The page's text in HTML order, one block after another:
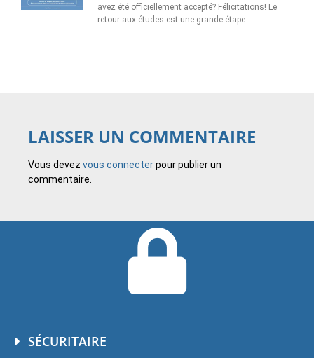
avez été officiellement accepté? Félicitations! Le
retour aux études est une grande étape…
LAISSER UN COMMENTAIRE
Vous devez vous connecterpour publier un
commentaire.
SÉCURITAIRE